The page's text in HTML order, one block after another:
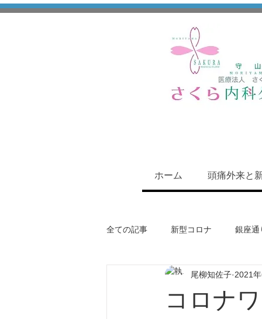
ホーム 頭痛外来と
全ての記事 新型コロナ 銀座通
コロナ
尾柳知佐子 2021